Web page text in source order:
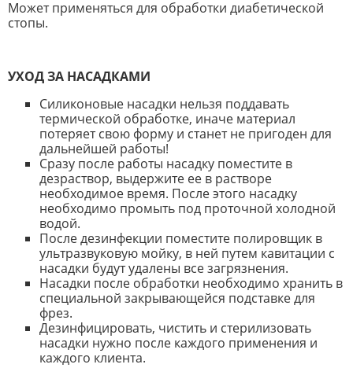
Может применяться для обработки диабетической
стопы.
УХОД ЗА НАСАДКАМИ
Силиконовые насадки нельзя поддавать
термической обработке, иначе материал
потеряет свою форму и станет не пригоден для
дальнейшей работы!
Сразу после работы насадку поместите в
дезраствор, выдержите ее в растворе
необходимое время. После этого насадку
необходимо промыть под проточной холодной
водой.
После дезинфекции поместите полировщик в
ультразвуковую мойку, в ней путем кавитации с
насадки будут удалены все загрязнения.
Насадки после обработки необходимо хранить в
специальной закрывающейся подставке для
фрез.
Дезинфицировать, чистить и стерилизовать
насадки нужно после каждого применения и
каждого клиента.